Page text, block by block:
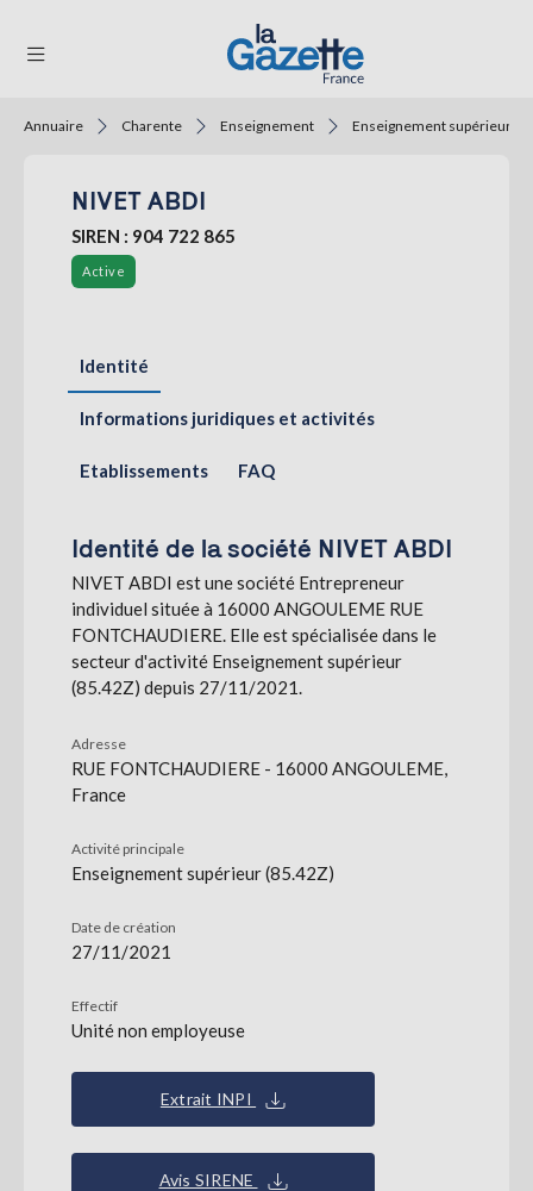
RÉGIONS
FORMATS
SERVICES
S'abonner
Annuaire Charente Enseignement Enseignement supérieur
NIVET ABDI
SIREN : 904 722 865
Active
Identité
Informations juridiques et activités
Etablissements FAQ
Identité de la société NIVET ABDI
NIVET ABDI est une société Entrepreneur
individuel située à 16000 ANGOULEME RUE
FONTCHAUDIERE. Elle est spécialisée dans le
secteur d'activité Enseignement supérieur
(85.42Z) depuis 27/11/2021.
Adresse
RUE FONTCHAUDIERE - 16000 ANGOULEME,
France
Activité principale
Enseignement supérieur (85.42Z)
Date de création
27/11/2021
Effectif
Unité non employeuse
Extrait INPI
Avis SIRENE